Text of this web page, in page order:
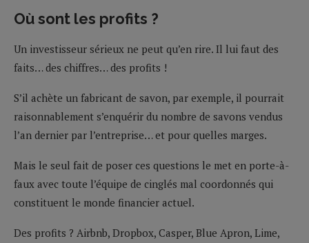
Où sont les profits ?
Un investisseur sérieux ne peut qu’en rire. Il lui faut des
faits… des chiffres… des profits !
S’il achète un fabricant de savon, par exemple, il pourrait
raisonnablement s’enquérir du nombre de savons vendus
l’an dernier par l’entreprise… et pour quelles marges.
Mais le seul fait de poser ces questions le met en porte-à-
faux avec toute l’équipe de cinglés mal coordonnés qui
constituent le monde financier actuel.
Des profits ? Airbnb, Dropbox, Casper, Blue Apron, Lime,